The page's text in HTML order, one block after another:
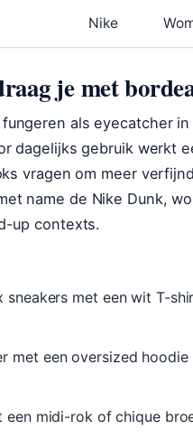
Nike
je met
als eyecatcher
dagelijks gebruik werkt
vragen om meer
name de Nike Dunk,
up contexts.
sneakers met een wit T-
met een oversized
een midi-rok of chique